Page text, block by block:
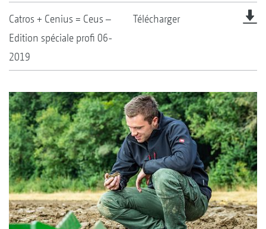
Catros + Cenius = Ceus –
Edition spéciale profi 06-
2019
Télécharger